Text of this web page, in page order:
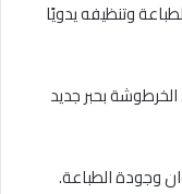
وتنظيفه يدويًا
بحبر جديد
وجودة الطباعة.